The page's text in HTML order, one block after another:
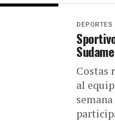
DEPORTES
Costas
al